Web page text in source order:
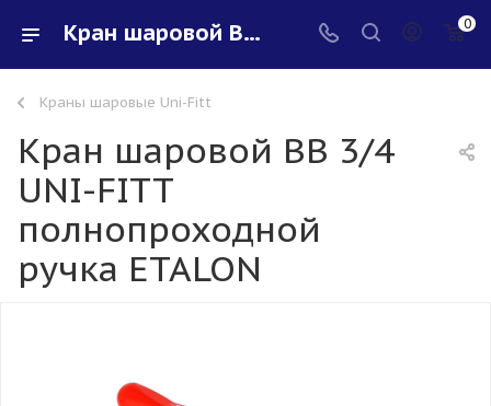
Кран шаровой ВВ 3/4 UNI-FITT полнопроходной ручка ETALON - купить в интернет-магазине Santeh-svar 0
Краны шаровые Uni-Fitt
Кран шаровой ВВ 3/4
UNI-FITT
полнопроходной
ручка ETALON